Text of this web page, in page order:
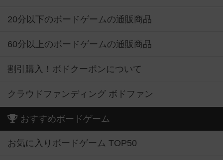
20分以下のボードゲームの通販商品
60分以上のボードゲームの通販商品
割引購入！ボドクーポンについて
クラウドファンディング ボドファン
おすすめボードゲーム
お気に入りボードゲーム TOP50